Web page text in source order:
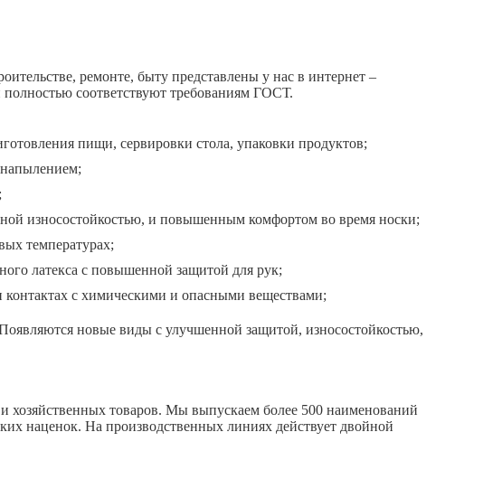
ремонте, быту представлены у нас в интернет –
соответствуют требованиям ГОСТ.
пищи, сервировки стола, упаковки продуктов;
износостойкостью, и повышенным комфортом во время носки;
температурах;
латекса с повышенной защитой для рук;
с химическими и опасными веществами;
новые виды с улучшенной защитой, износостойкостью,
хозяйственных товаров. Мы выпускаем более 500 наименований
наценок. На производственных линиях действует двойной